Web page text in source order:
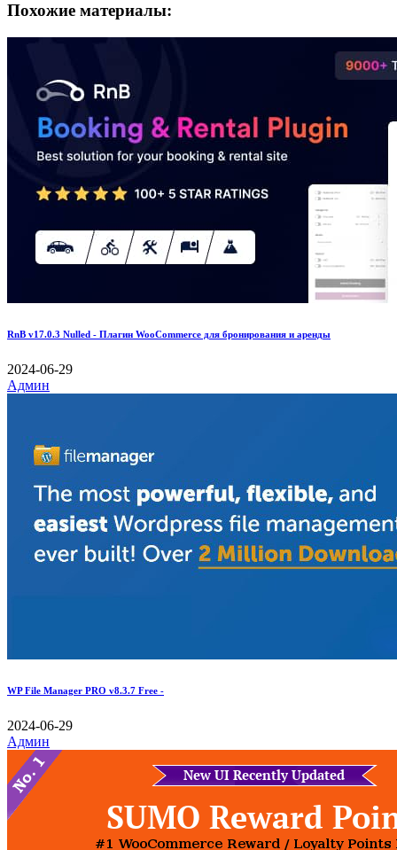
Похожие материалы:
RnB v17.0.3 Nulled - Плагин WooCommerce для бронирования и аренды
2024-06-29
Админ
WP File Manager PRO v8.3.7 Free -
2024-06-29
Админ